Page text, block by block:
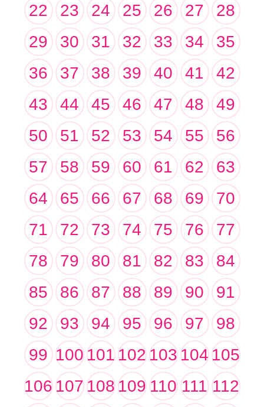
22
23 24 25 26 27
28
29
30 31 32 33 34
35
36
37 38 39 40 41
42
43
44 45 46 47 48
49
50
51 52 53 54 55
56
57
58 59 60 61 62
63
64
65 66 67 68 69
70
71
72 73 74 75 76
77
78
79 80 81 82 83
84
85
86 87 88 89 90
91
92
93 94 95 96 97
98
99 100101102103104105
106107108109110 111 112